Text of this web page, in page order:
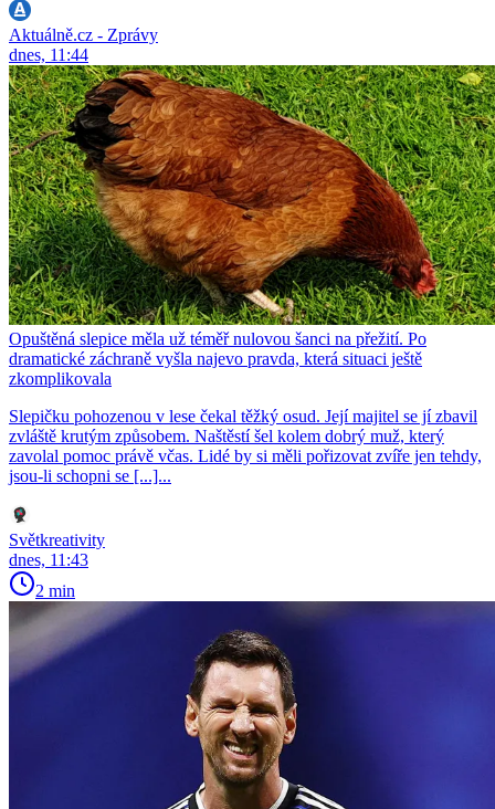
Aktuálně.cz - Zprávy
dnes, 11:44
Opuštěná slepice měla už téměř nulovou šanci na přežití. Po
dramatické záchraně vyšla najevo pravda, která situaci ještě
zkomplikovala
Slepičku pohozenou v lese čekal těžký osud. Její majitel se jí zbavil
zvláště krutým způsobem. Naštěstí šel kolem dobrý muž, který
zavolal pomoc právě včas. Lidé by si měli pořizovat zvíře jen tehdy,
jsou-li schopni se [...]...
Světkreativity
dnes, 11:43
2 min